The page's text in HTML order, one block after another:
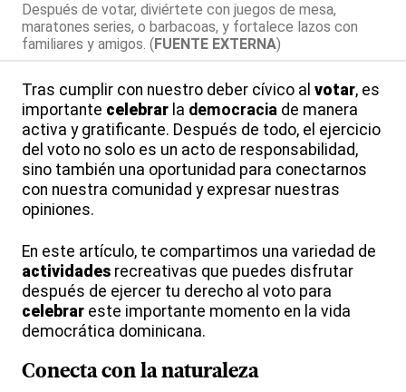
Después de votar, diviértete con juegos de mesa,
maratones series, o barbacoas, y fortalece lazos con
familiares y amigos. (FUENTE EXTERNA)
Tras cumplir con nuestro deber cívico al votar, es
importante celebrar la democracia de manera
activa y gratificante. Después de todo, el ejercicio
del voto no solo es un acto de responsabilidad,
sino también una oportunidad para conectarnos
con nuestra comunidad y expresar nuestras
opiniones.
En este artículo, te compartimos una variedad de
actividades recreativas que puedes disfrutar
después de ejercer tu derecho al voto para
celebrar este importante momento en la vida
democrática dominicana.
Conecta con lanaturaleza